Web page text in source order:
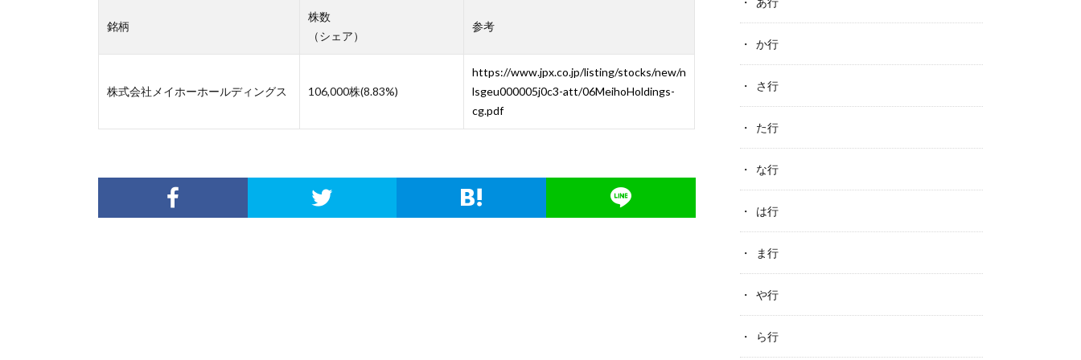
銘柄
株数
（シェア）
参考
株式会社メイホーホールディングス 106,000株(8.83%)
https://www.jpx.co.jp/listing/stocks/new/n
lsgeu000005j0c3-att/06MeihoHoldings-
cg.pdf
か行
さ行
た行
な行
は行
ま行
や行
ら行